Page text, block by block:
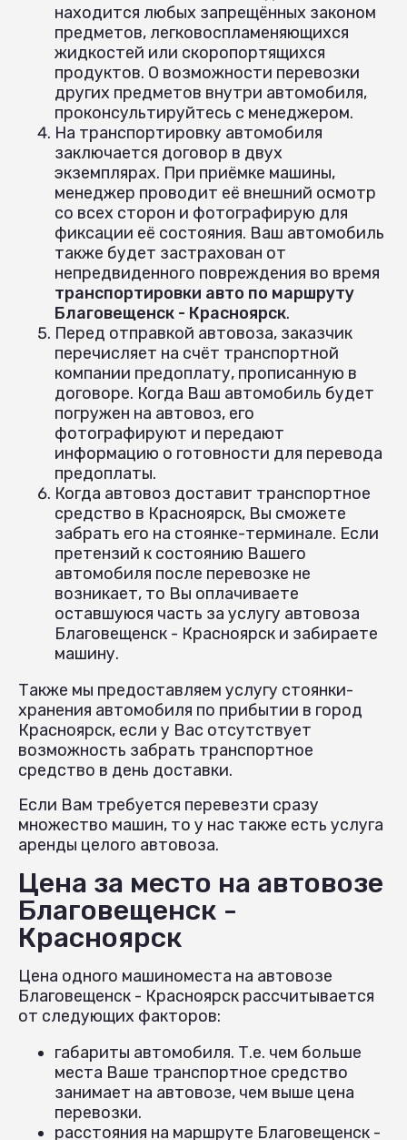
находится любых запрещённых законом
предметов, легковоспламеняющихся
жидкостей или скоропортящихся
продуктов. О возможности перевозки
других предметов внутри автомобиля,
проконсультируйтесь с менеджером.
На транспортировку автомобиля
заключается договор в двух
экземплярах. При приёмке машины,
менеджер проводит её внешний осмотр
со всех сторон и фотографирую для
фиксации её состояния. Ваш автомобиль
также будет застрахован от
непредвиденного повреждения во время
транспортировки авто по маршруту
Благовещенск - Красноярск.
Перед отправкой автовоза, заказчик
перечисляет на счёт транспортной
компании предоплату, прописанную в
договоре. Когда Ваш автомобиль будет
погружен на автовоз, его
фотографируют и передают
информацию о готовности для перевода
предоплаты.
Когда автовоз доставит транспортное
средство в Красноярск, Вы сможете
забрать его на стоянке-терминале. Если
претензий к состоянию Вашего
автомобиля после перевозке не
возникает, то Вы оплачиваете
оставшуюся часть за услугу автовоза
Благовещенск - Красноярск и забираете
машину.
Также мы предоставляем услугу стоянки-
хранения автомобиля по прибытии в город
Красноярск, если у Вас отсутствует
возможность забрать транспортное
средство в день доставки.
Если Вам требуется перевезти сразу
множество машин, то у нас также есть услуга
аренды целого автовоза.
Цена за место на автовозе
Благовещенск -
Красноярск
Цена одного машиноместа на автовозе
Благовещенск - Красноярск рассчитывается
от следующих факторов:
габариты автомобиля. Т.е. чем больше
места Ваше транспортное средство
занимает на автовозе, чем выше цена
перевозки.
расстояния на маршруте Благовещенск -